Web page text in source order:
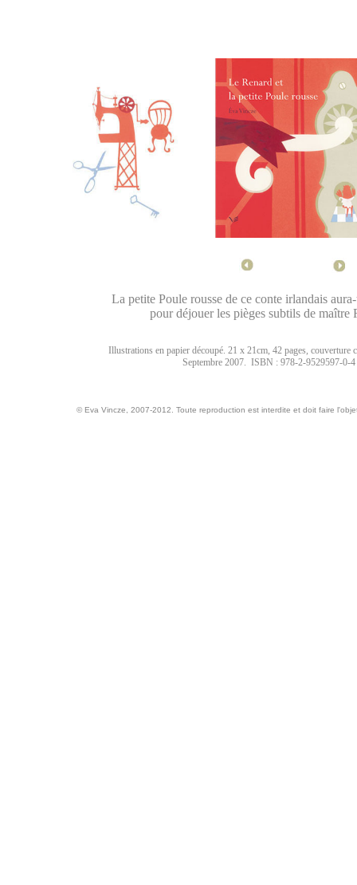
La petite Poule rousse de ce conte irlandais
pour déjouer les pièges subtils de maître
Illustrations en papier découpé. 21 x 21cm, 42 pages, couverture
Septembre 2007. ISBN : 978-2-9529597-0-4
© Eva Vincze, 2007-2012. Toute reproduction est interdite et doit faire